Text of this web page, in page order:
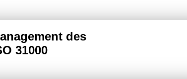
des
31000